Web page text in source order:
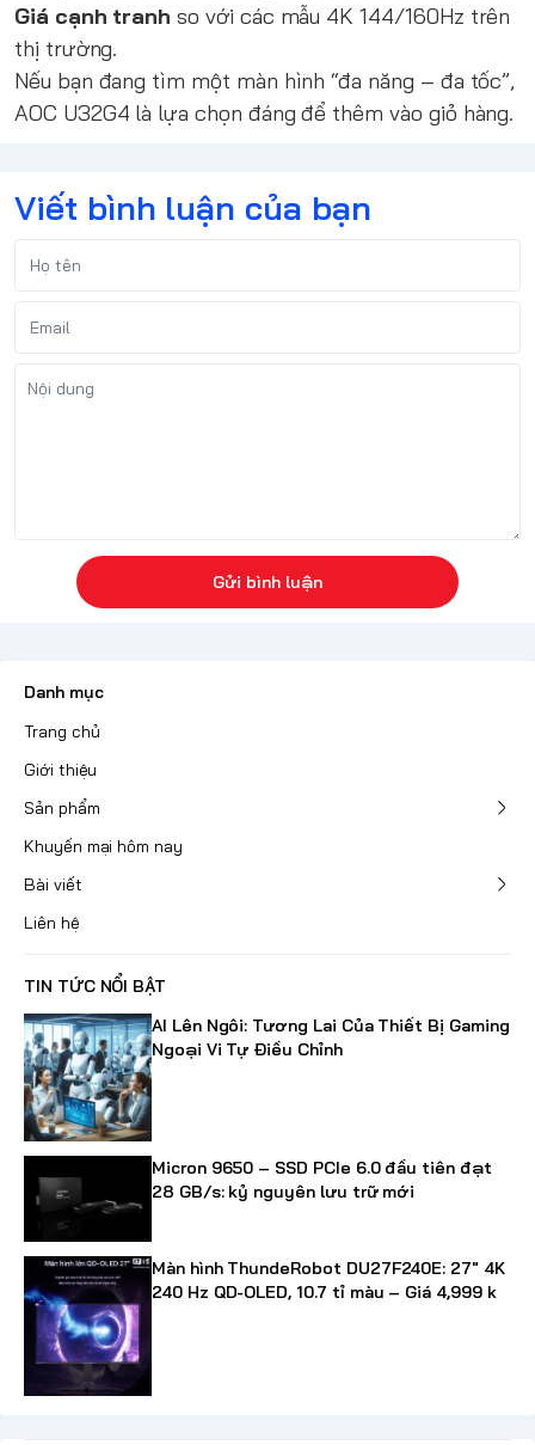
Giá cạnh tranh so với các mẫu 4K 144/160Hz trên
thị trường.
Nếu bạn đang tìm một màn hình “đa năng – đa tốc”,
AOC U32G4 là lựa chọn đáng để thêm vào giỏ hàng.
Viết bình luận của bạn
Gửi bình luận
Danh mục
Trang chủ
Giới thiệu
Sản phẩm
Khuyến mại hôm nay
Bài viết
Liên hệ
TIN TỨC NỔI BẬT
AI Lên Ngôi: Tương Lai Của Thiết Bị Gaming
Ngoại Vi Tự Điều Chỉnh
Micron 9650 – SSD PCIe 6.0 đầu tiên đạt
28 GB/s: kỷ nguyên lưu trữ mới
Màn hình ThundeRobot DU27F240E: 27" 4K
240 Hz QD-OLED, 10.7 tỉ màu – Giá 4,999 k